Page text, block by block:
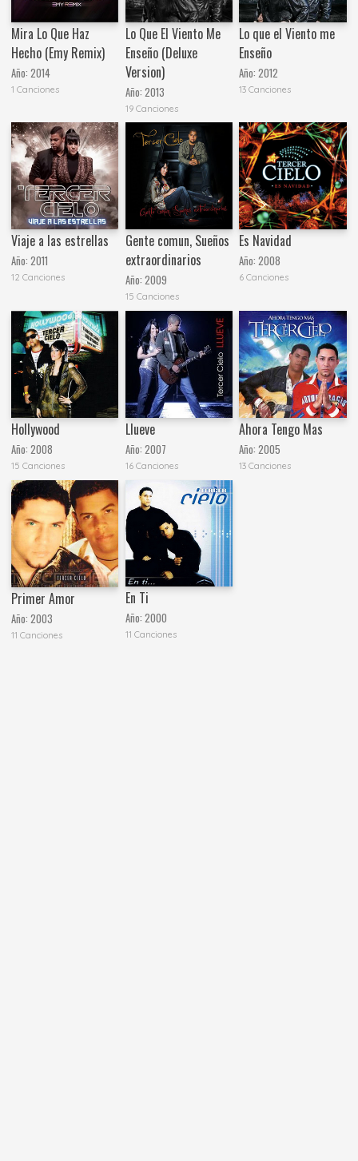
Mira Lo Que Haz
Hecho (Emy Remix)
Año:2014
1 Canciones
Lo Que El Viento Me
Enseño (Deluxe
Version)
Año: 2013
19 Canciones
Lo que el Viento me
Enseño
Año:2012
13 Canciones
Viaje a las estrellas
Año:2011
12 Canciones
Gente comun, Sueños
extraordinarios
Año: 2009
15 Canciones
Es Navidad
Año:2008
6 Canciones
Hollywood
Año:2008
15 Canciones
Llueve
Año: 2007
16 Canciones
Ahora Tengo Mas
Año:2005
13 Canciones
Primer Amor
Año:2003
11 Canciones
En Ti
Año: 2000
11 Canciones